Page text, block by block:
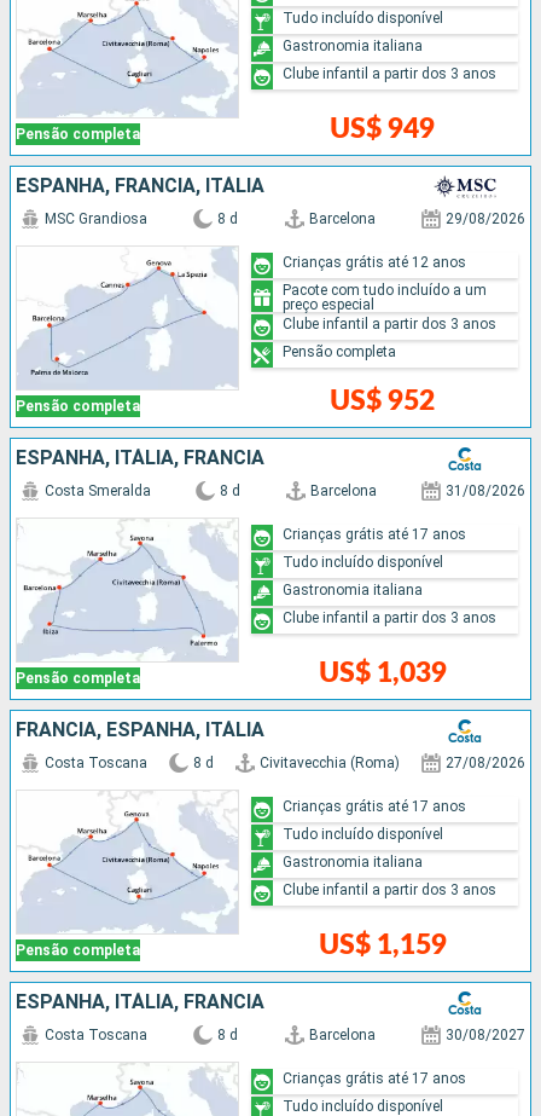
Pensão completa US$ 949
Tudo incluído disponível
Gastronomia italiana
Clube infantil a partir dos 3 anos
ESPANHA, FRANCIA, ITÁLIA
Pensão completa
MSC Grandiosa 8 d Barcelona 29/08/2026
US$ 952
Crianças grátis até 12 anos
Pacote com tudo incluído a um
preço especial
Clube infantil a partir dos 3 anos
Pensão completa
ESPANHA, ITÁLIA, FRANCIA
Pensão completa
Costa Smeralda 8 d Barcelona 31/08/2026
US$ 1,039
Crianças grátis até 17 anos
Tudo incluído disponível
Gastronomia italiana
Clube infantil a partir dos 3 anos
FRANCIA, ESPANHA, ITÁLIA
Pensão completa
Costa Toscana 8 d Civitavecchia (Roma) 27/08/2026
US$ 1,159
Crianças grátis até 17 anos
Tudo incluído disponível
Gastronomia italiana
Clube infantil a partir dos 3 anos
ESPANHA, ITÁLIA, FRANCIA
Costa Toscana 8 d Barcelona 30/08/2027
Crianças grátis até 17 anos
Tudo incluído disponível